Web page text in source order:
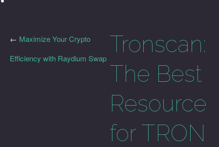
Tronscan:
The Best
Resource
for TRON
← Maximize Your Crypto
Efficiency with Raydium Swap